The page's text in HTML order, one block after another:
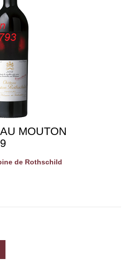
MOUTON
de Rothschild